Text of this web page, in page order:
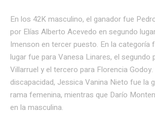
En los 42K masculino, el ganador fue
por Elías Alberto Acevedo en segundo
Imenson en tercer puesto. En la categoría
lugar fue para Vanesa Linares, el segundo
Villarruel y el tercero para Florencia
discapacidad, Jessica Vanina Nieto fue la
rama femenina, mientras que Darío
en la masculina.